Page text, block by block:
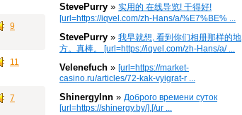
9
11
7
StevePurry » 实用的 在线导览! 干得好!
[url=https://iqvel.com/zh-Hans/a/%E7%BE% ...
StevePurry » 我早就想, 看到你们相册那样的地
方。真棒。 [url=https://iqvel.com/zh-Hans/a/ ...
Velenefuch » [url=https://market-
casino.ru/articles/72-kak-vyigrat-r ...
Shinergylnn » Доброго времени суток
[url=https://shinergy.by/].[/ur ...